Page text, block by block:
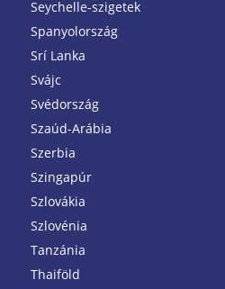
Seychelle-szigetek
Spanyolország
Srí Lanka
Svájc
Svédország
Szaúd-Arábia
Szerbia
Szingapúr
Szlovákia
Szlovénia
Tanzánia
Thaiföld